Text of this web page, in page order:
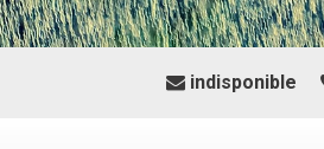
indisponible